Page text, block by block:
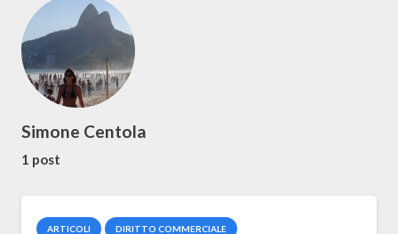
Simone Centola
1 post
ARTICOLI DIRITTO COMMERCIALE